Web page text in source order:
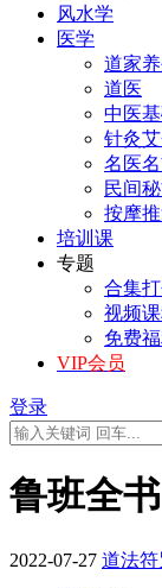
风水学
医学
道家
道医
中医
针灸
名医
民间
按摩
培训课
专题
合集
视频
免费福
VIP会员
登录
鲁班全
2022-07-27 道法符